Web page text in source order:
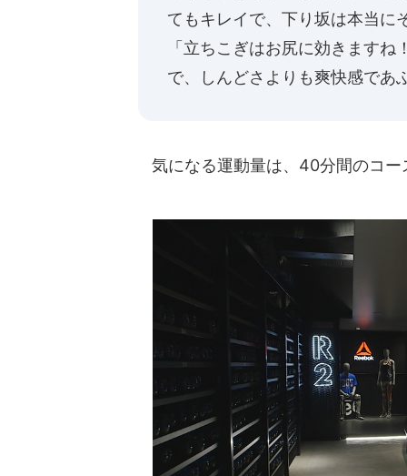
てもキレイで、下り坂は本当に
「立ちこぎはお尻に効きます
で、しんどさよりも爽快感であ
気になる運動量は、40分間のコ